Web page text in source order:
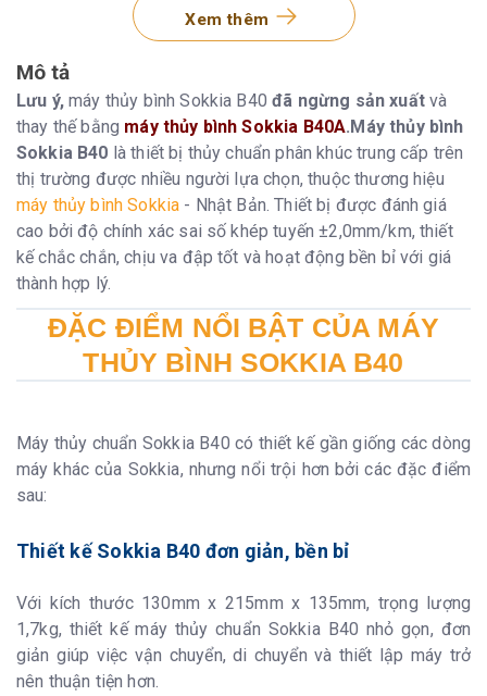
tuyến:
Bù xiên
Con lắc từ tính
Có
Tự động bù trong
khoảng:
±15’
Độ chính xác: ±0.5’’
Bọt thủy tròn
Độ nhạy:
10’/2mm
Sử dụng:
Gương phẳng
Bàn độ ngang
Đơn vị:
1o
Hằng số đo khoảng cách
Hằng số cộng:
0
Bảo vệ
Tiêu chuẩn chống
nước:
IPX6
Xem thêm
Mô tả
Lưu ý,máy thủy bình Sokkia B40 đã ngừng sản xuấtvà
thay thế bằng máy thủy bình Sokkia B40A. Máy thủy bình
Sokkia B40 là thiết bị thủy chuẩn phân khúc trung cấp trên
thị trường được nhiều người lựa chọn, thuộc thương hiệu
máy thủy bình Sokkia - Nhật Bản. Thiết bị được đánh giá
cao bởi độ chính xác sai số khép tuyến ±2,0mm/km, thiết
kế chắc chắn, chịu va đập tốt và hoạt động bền bỉ với giá
thành hợp lý.
ĐẶC ĐIỂM NỔI BẬT CỦA MÁY
THỦY BÌNH SOKKIA B40
Máy thủy chuẩn Sokkia B40 có thiết kế gần giống các dòng
máy khác của Sokkia, nhưng nổi trội hơn bởi các đặc điểm
sau:
Thiết kế Sokkia B40 đơn giản, bền bỉ
Với kích thước 130mm x 215mm x 135mm, trọng lượng
1,7kg, thiết kế máy thủy chuẩn Sokkia B40 nhỏ gọn, đơn
giản giúp việc vận chuyển, di chuyển và thiết lập máy trở
nên thuận tiện hơn.